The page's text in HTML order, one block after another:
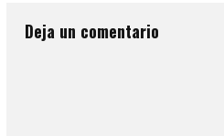
Deja un comentario